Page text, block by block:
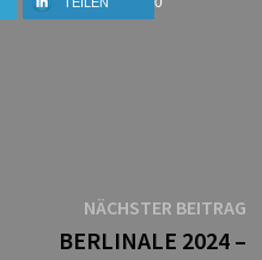
NÄCHSTER BEITRAG
BERLINALE 2024 –